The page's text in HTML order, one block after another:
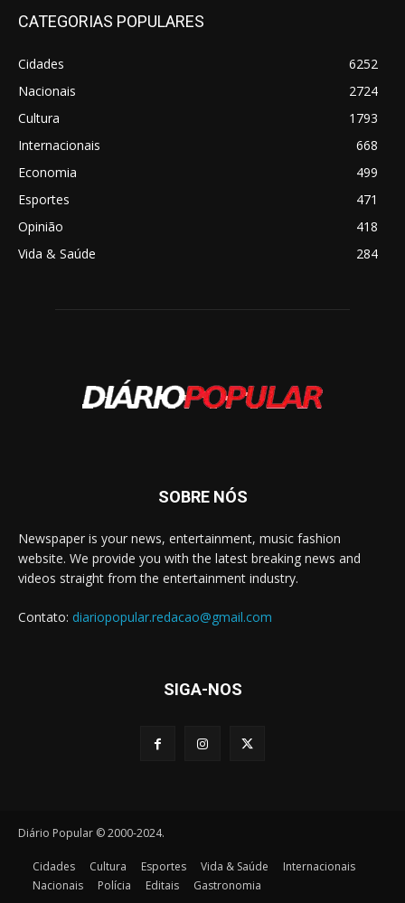
CATEGORIAS POPULARES
Cidades
6252
Nacionais
2724
Cultura
1793
Internacionais
668
Economia
499
Esportes
471
Opinião
418
Vida & Saúde
284
SOBRE NÓS
Newspaper is your news, entertainment, music fashion
website. We provide you with the latest breaking news and
videos straight from the entertainment industry.
Contato: diariopopular.redacao@gmail.com
SIGA-NOS
Diário Popular © 2000-2024.
Cidades Cultura Esportes Vida & Saúde
Internacionais
Nacionais
Polícia Editais Gastronomia